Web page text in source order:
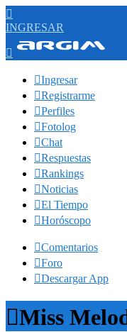

INGRESAR

Ingresar
Registrarme
Perfiles
Fotolog
Chat
Respuestas
Rankings
Noticias
El Tiempo
Horóscopo
Comentarios
Foro
Descargar App
Miss